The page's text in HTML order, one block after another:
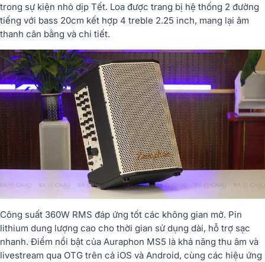
trong sự kiện nhỏ dịp Tết. Loa được trang bị hệ thống 2 đường
tiếng với bass 20cm kết hợp 4 treble 2.25 inch, mang lại âm
thanh cân bằng và chi tiết.
Công suất 360W RMS đáp ứng tốt các không gian mở. Pin
lithium dung lượng cao cho thời gian sử dụng dài, hỗ trợ sạc
nhanh. Điểm nổi bật của Auraphon MS5 là khả năng thu âm và
livestream qua OTG trên cả iOS và Android, cùng các hiệu ứng